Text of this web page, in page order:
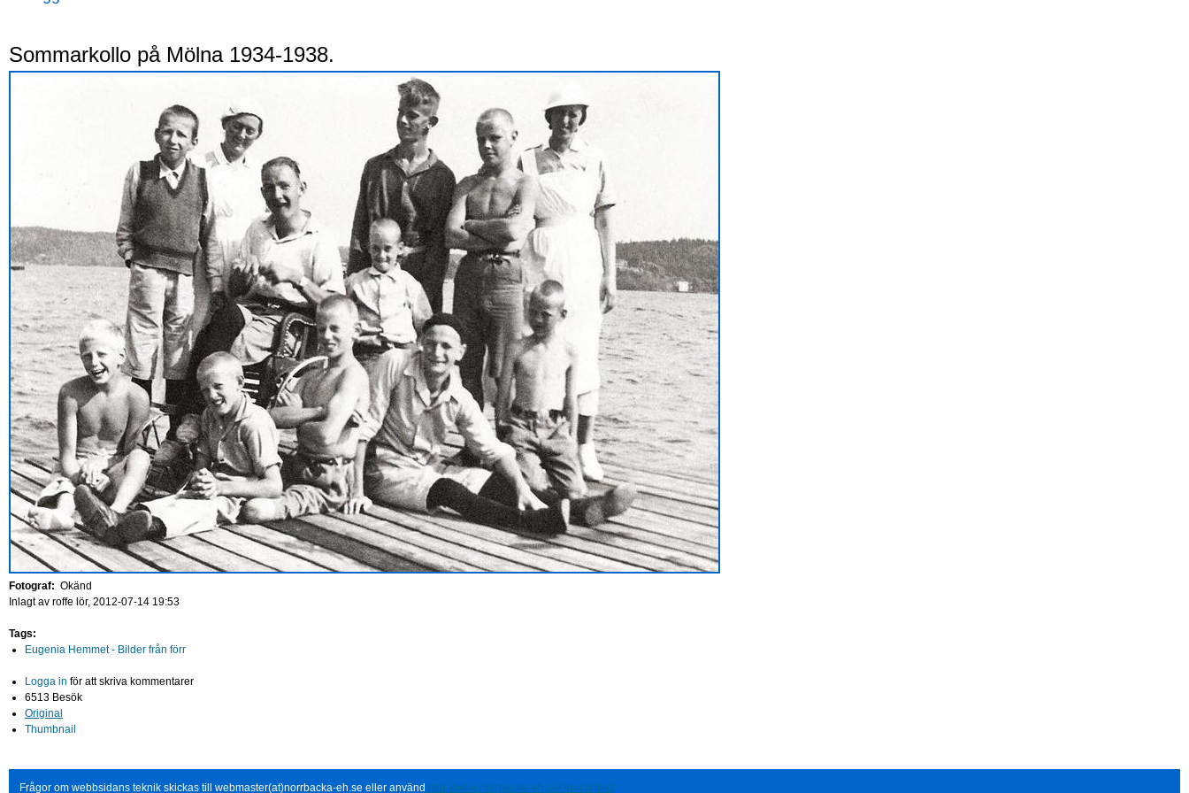
Sommarkollo på Mölna 1934-1938.
Fotograf: Okänd
Inlagt av roffe lör, 2012-07-14 19:53
Tags:
Eugenia Hemmet - Bilder från förr
Logga in för att skriva kommentarer
6513 Besök
Original
Thumbnail
Frågor om webbsidans teknik skickas till webmaster(at)norrbacka-eh.se eller använd http://www.norrbacka-eh.se/?q=contact